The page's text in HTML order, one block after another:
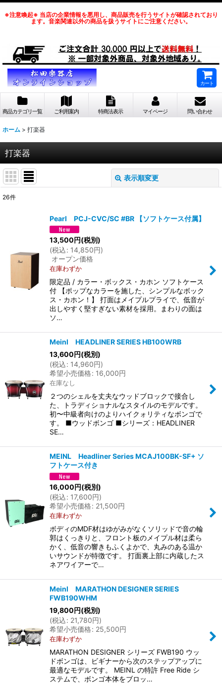
※注意喚起※ 当店の企業情報を悪用し、商品販売を行うサイトが確認されており
ます。音楽関連以外の商品を扱うサイトにご注意ください。
カート
商品カテゴリ一覧 ご利用案内 特商法表示 マイページ 問い合わせ
ホーム > 打楽器
打楽器
表示順変更
並び順 :
絞り込む
26件
Pearl PCJ-CVC/SC #BR 【ソフトケース付属】
13,500 円(税別)
(税込: 14,850円)
オープン価格
在庫わずか
限定品 / カラー・ボックス・カホン ソフトケース
付 【ポップなカラーを施した、シンプルなボック
ス・カホン！】 打面はメイプルプライで、低音が
出しやすく堅すぎない素材を採用。まわりの面は
ソ…
Meinl HEADLINER SERIES HB100WRB
13,600 円(税別)
(税込: 14,960円)
希望小売価格: 16,000円
在庫なし
２つのシェルを丈夫なウッドブロックで接合し
た、トラディショナルなスタイルのモデルです。
初〜中級者向けのよりハイクォリティなボンゴで
す。 ■ウッドボンゴ ■シリーズ：HEADLINER
SE…
MEINL Headliner Series MCAJ100BK-SF+ ソ
フトケース付き
16,000円(税別)
(税込: 17,600円)
希望小売価格: 21,500円
在庫わずか
ボディのMDF材はゆがみがなくソリッドで音の輪
郭はくっきりと、フロント板のメイプル材は柔ら
かく、低音の響きもふくよかで、丸みのある温か
いサウンドが特徴です。 打面裏上部に内蔵したス
ネアワイアーで…
Meinl MARATHON DESIGNER SERIES
FWB190WHM
19,800円(税別)
(税込: 21,780円)
希望小売価格: 25,500円
在庫わずか
MARATHON DESIGNER シリーズ FWB190 ウッ
ドボンゴは、ビギナーから次のステップアップに
最適なモデルです。 MEINL の特許 Free Ride シ
ステムで、ボンゴ本体をブロッ…